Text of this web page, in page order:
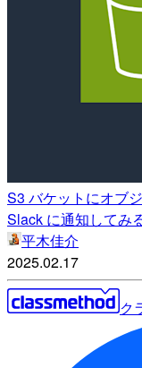
S3 バケットにオブ
Slack に通知してみ
平木佳介
2025.02.17
ク